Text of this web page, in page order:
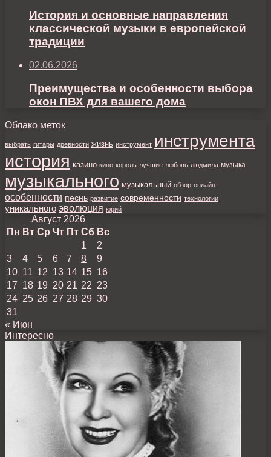
История и основные направления
классической музыки в европейской
традиции
02.06.2026
Преимущества и особенности выбора
окон ПВХ для вашего дома
Облако меток
выбрать гитары древности жизнь инструмент инструмента
история казино кино король лучшие любовь людмила музыка
музыкального музыкальный обзор онлайн
особенности песнь развитие современности технологии
уникального эволюция юрий
Август 2026
Пн Вт Ср Чт Пт Сб Вс
1
2
3
4 5 6 7 8
9
10 11 12 13 14 15 16
17 18 19 20 21 22 23
24 25 26 27 28 29 30
31
« Июн
Интересно